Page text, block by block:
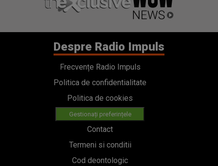
Despre Radio Impuls
Frecvențe Radio Impuls
Politica de confidentialitate
Politica de cookies
Gestionați preferințele
Contact
Termeni si conditii
Cod deontologic